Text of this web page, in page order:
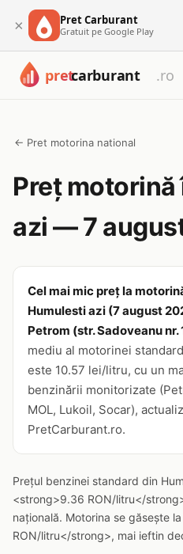
× Pret Carburant
Gratuit pe Google Play
← Pret motorina national
Preț motorină
azi — 7
Cel mai mic preț la
Humulesti azi (7 august
Petrom (str. Sadoveanu nr.
mediu al motorinei
este 10.57 lei/litru, cu un
benzinării monitorizate
MOL, Lukoil, Socar),
PretCarburant.ro.
Prețul benzinei standard din
<strong>9.36 RON/litru</
națională. Motorina se găsește
RON/litru</strong>, mai ieftin